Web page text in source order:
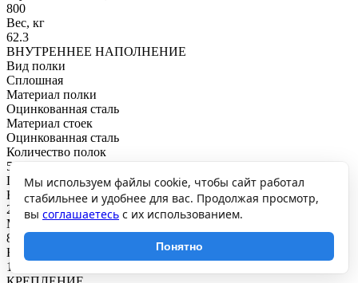
800
Вес, кг
62.3
ВНУТРЕННЕЕ НАПОЛНЕНИЕ
Вид полки
Сплошная
Материал полки
Оцинкованная сталь
Материал стоек
Оцинкованная сталь
Количество полок
5
ГРУЗОПОДЪЕМНОСТЬ
Нагрузка на полку, кг
200
Максимальная общая нагрузка, кг
800
Нагрузка на секцию, кг
1200
Мы используем файлы cookie, чтобы сайт работал
стабильнее и удобнее для вас. Продолжая просмотр,
вы соглашаетесь с их использованием.
Понятно